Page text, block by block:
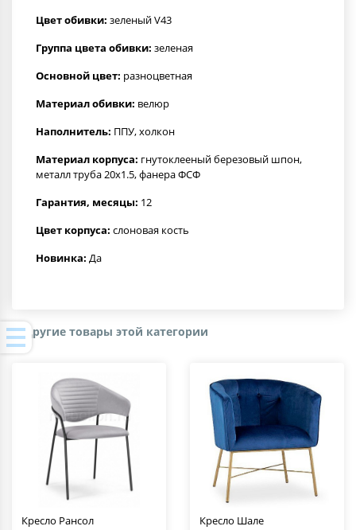
Цвет обивки: зеленый V43
Группа цвета обивки: зеленая
Основной цвет: разноцветная
Материал обивки: велюр
Наполнитель: ППУ, холкон
Материал корпуса: гнутоклееный березовый шпон,
металл труба 20х1.5, фанера ФСФ
Гарантия, месяцы: 12
Цвет корпуса: слоновая кость
Новинка: Да
Другие товары этой категории
Кресло Рансол Кресло Шале